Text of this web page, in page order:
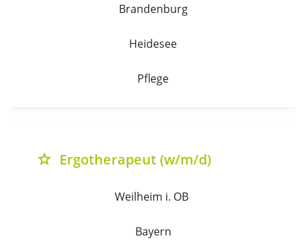
Brandenburg
Heidesee
Pflege
grade Ergotherapeut (w/m/d)
Weilheim i. OB
Bayern